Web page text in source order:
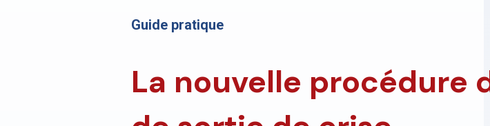
Guide pratique
La nouvelle procédure